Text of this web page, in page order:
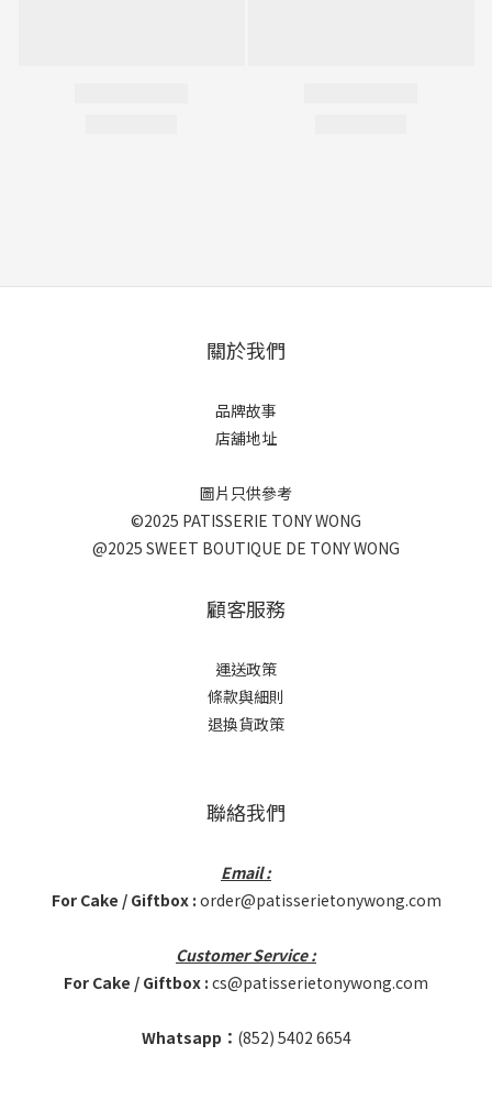
關於我們
品牌故事
店舖地址
圖片只供參考
©2025 PATISSERIE TONY WONG
@2025 SWEET BOUTIQUE DE TONY WONG
顧客服務
運送政策
條款與細則
退換貨政策
聯絡我們
Email :
For Cake / Giftbox : order@patisserietonywong.com
Customer Service :
For Cake / Giftbox : cs@patisserietonywong.com
Whatsapp： (852) 5402 6654